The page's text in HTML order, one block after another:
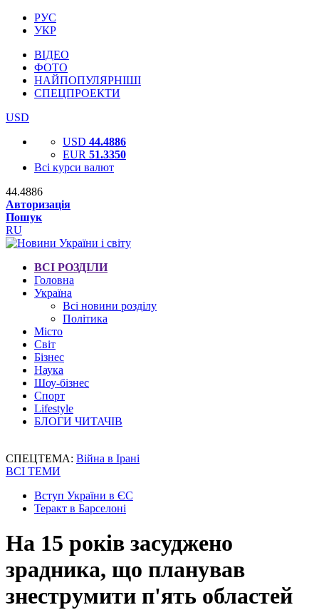
РУС
УКР
ВІДЕО
ФОТО
НАЙПОПУЛЯРНІШІ
СПЕЦПРОЕКТИ
USD
USD 44.4886
EUR 51.3350
Всі курси валют
44.4886
Авторизація
Пошук
RU
ВСІ РОЗДІЛИ
Головна
Україна
Всі новини розділу
Політика
Місто
Світ
Бізнес
Наука
Шоу-бізнес
Спорт
Lifestyle
БЛОГИ ЧИТАЧІВ
СПЕЦТЕМА: Війна в Ірані
ВСІ ТЕМИ
Вступ України в ЄС
Теракт в Барселоні
На 15 років засуджено
зрадника, що планував
знеструмити п'ять областей